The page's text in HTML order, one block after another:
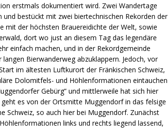
erstmals dokumentiert wird. Zwei Wandertage
bestückt mit zwei biertechnischen Rekorden der
mit der höchsten Brauereidichte der Welt, sowie
dort wo just an diesem Tag das legendäre
einfach machen, und in der Rekordgemeinde
Bierwanderweg abzuklappern. Jedoch, vor
im ältesten Luftkurort der Fränkischen Schweiz,
Dolomitfels- und Höhlenformationen eintauchen
Gebürg” und mittlerweile hat sich hier
es von der Ortsmitte Muggendorf in das felsige
Schweiz, so auch hier bei Muggendorf. Zunächst
links und rechts liegend lassend,